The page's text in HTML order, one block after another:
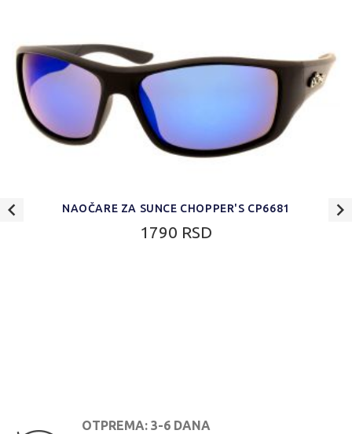
NAOČARE ZA SUNCE CHOPPER'S CP6681
1790 RSD
OTPREMA: 3-6 DANA